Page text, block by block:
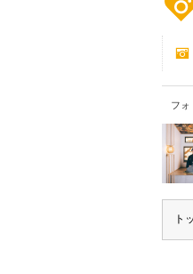
フォ
ト